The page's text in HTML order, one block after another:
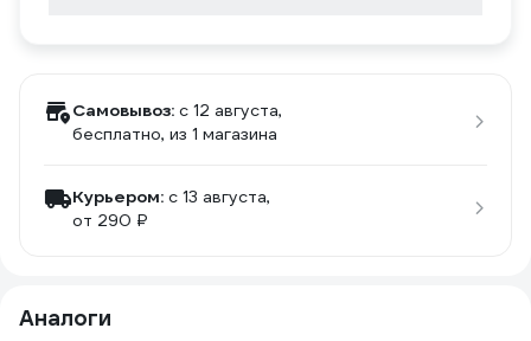
Самовывоз: c 12 августа,
бесплатно, из 1 магазина
Курьером: c 13 августа,
от 290 ₽
Аналоги